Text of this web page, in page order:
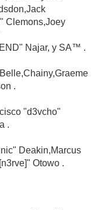
Clemons,Joey
Najar, y SA™ .
.
"d3vcho"
.
Deakin,Marcus
Otowo .